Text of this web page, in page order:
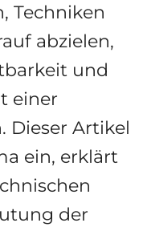
Techniken
abzielen,
und
einer
Dieser Artikel
ein, erklärt
der